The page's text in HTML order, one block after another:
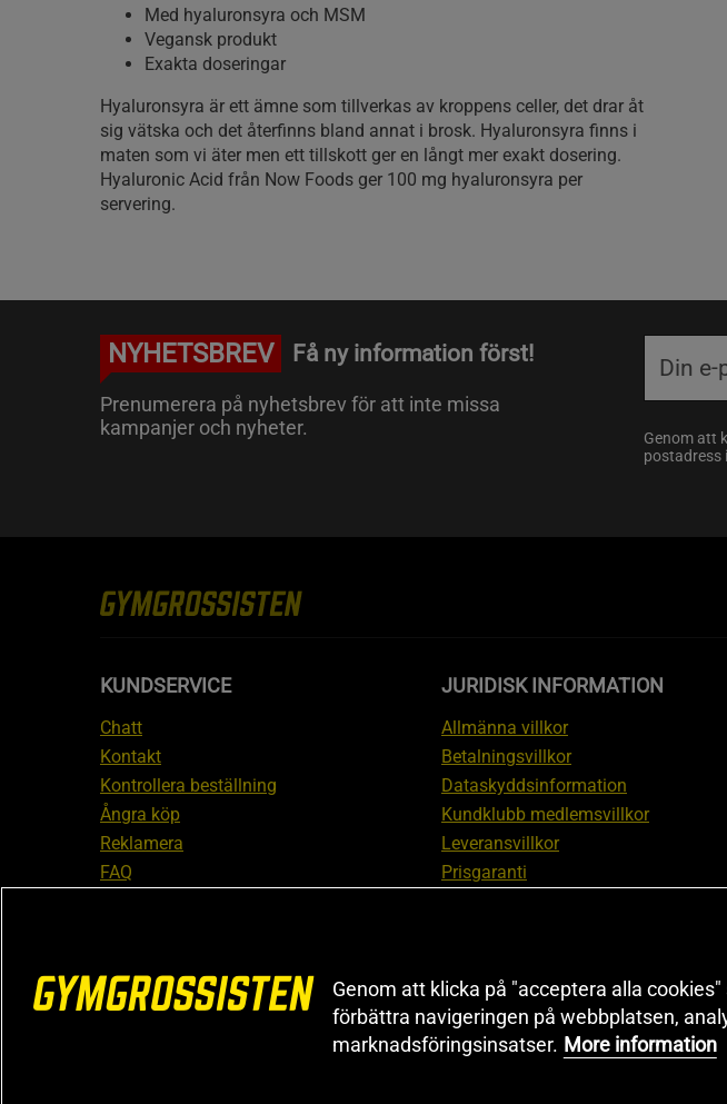
Med hyaluronsyra och MSM
Vegansk produkt
Exakta doseringar
Hyaluronsyra är ett ämne som tillverkas av kroppens celler, det drar åt
sig vätska och det återfinns bland annat i brosk. Hyaluronsyra finns i
maten som vi äter men ett tillskott ger en långt mer exakt dosering.
Hyaluronic Acid från Now Foods ger 100 mg hyaluronsyra per
servering.
NYHETSBREV Få ny information först!
Prenumerera på nyhetsbrev för att inte missa
kampanjer och nyheter.
Genom att
postadress
KUNDSERVICE
Chatt
Kontakt
Kontrollera beställning
Ångra köp
Reklamera
FAQ
JURIDISK INFORMATION
Allmänna villkor
Betalningsvillkor
Dataskyddsinformation
Kundklubb medlemsvillkor
Leveransvillkor
Prisgaranti
Genom att klicka på "acceptera alla
förbättra navigeringen på webbplatsen,
marknadsföringsinsatser. More information